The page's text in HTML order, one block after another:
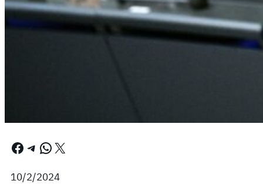
Facebook Telegram WhatsApp X
10/2/2024